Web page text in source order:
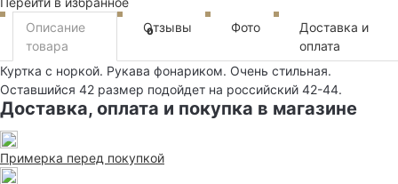
Описание
товара
Отзывы
0 Фото
Доставка и
оплата
Куртка с норкой. Рукава фонариком. Очень стильная.
Оставшийся 42 размер подойдет на российский 42-44.
Доставка, оплата и покупка в магазине
Примерка перед покупкой